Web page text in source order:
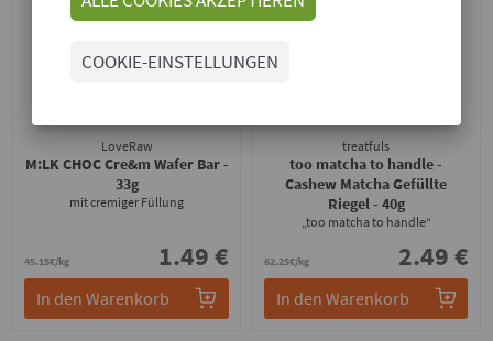
LoveRaw
M:LK CHOC Cre&m Wafer Bar-
33g
mit cremiger Füllung
45.15€/kg 1.49 €
In den Warenkorb
treatfuls
too matcha to handle -
Cashew Matcha Gefüllte
Riegel- 40g
„too matcha to handle“
62.25€/kg 2.49 €
In den Warenkorb
COOKIE-EINSTELLUNGEN